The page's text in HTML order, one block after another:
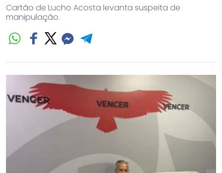
Cartão de Lucho Acosta levanta suspeita de
manipulação.